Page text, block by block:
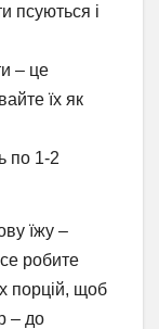
псуються і
– це
їх як
по 1-2
їжу –
робите
порцій, щоб
– до